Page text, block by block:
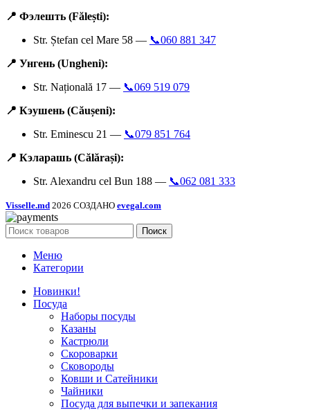
📍 Фэлешть (Fălești):
Str. Ștefan cel Mare 58 — 📞060 881 347
📍 Унгень (Ungheni):
Str. Națională 17 — 📞069 519 079
📍 Кэушень (Căușeni):
Str. Eminescu 21 — 📞079 851 764
📍 Кэларашь (Călărași):
Str. Alexandru cel Bun 188 — 📞062 081 333
Visselle.md 2026 СОЗДАНО evegal.com
Поиск
Меню
Категории
Новинки!
Посуда
Наборы посуды
Казаны
Кастрюли
Скороварки
Сковороды
Ковши и Сатейники
Чайники
Посуда для выпечки и запекания